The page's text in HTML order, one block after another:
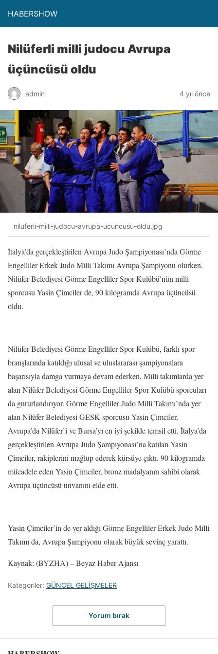
HABERSHOW
Nilüferli milli judocu Avrupa
üçüncüsü oldu
admin 4 yıl önce
niluferli-milli-judocu-avrupa-ucuncusu-oldu.jpg
İtalya’da gerçekleştirilen Avrupa Judo Şampiyonası’nda Görme
Engelliler Erkek Judo Milli Takımı Avrupa Şampiyonu olurken,
Nilüfer Belediyesi Görme Engelliler Spor Kulübü’nün milli
sporcusu Yasin Çimciler de, 90 kilogramda Avrupa üçüncüsü
oldu.
Nilüfer Belediyesi Görme Engelliler Spor Kulübü, farklı spor
branşlarında katıldığı ulusal ve uluslararası şampiyonalara
başarısıyla damga vurmaya devam ederken, Milli takımlarda yer
alan Nilüfer Belediyesi Görme Engelliler Spor Kulübü sporcuları
da gururlandırıyor. Görme Engelliler Judo Milli Takımı’nda yer
alan Nilüfer Belediyesi GESK sporcusu Yasin Çimciler,
Avrupa’da Nilüfer’i ve Bursa’yı en iyi şekilde temsil etti. İtalya’da
gerçekleştirilen Avrupa Judo Şampiyonası’na katılan Yasin
Çimciler, rakiplerini mağlup ederek kürsüye çıktı. 90 kilogramda
mücadele eden Yasin Çimciler, bronz madalyanın sahibi olarak
Avrupa üçüncüsü unvanını elde etti.
Yasin Çimciler’in de yer aldığı Görme Engelliler Erkek Judo Milli
Takımı da, Avrupa Şampiyonu olarak büyük sevinç yarattı.
Kaynak: (BYZHA) – Beyaz Haber Ajansı
Kategoriler: GÜNCEL GELİŞMELER
Yorum bırak